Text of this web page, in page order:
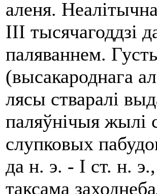
аленя.
III тысячагоддзі
паляваннем.
(высакароднага
лясы стваралі
паляўнічыя жылі
слупковых
да н. э. - I ст. н.
таксама